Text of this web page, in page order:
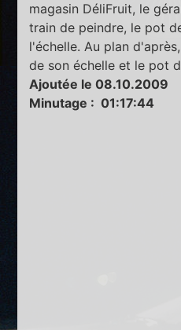
magasin DéliFruit, le
train de peindre, le pot
l'échelle. Au plan
de son échelle et le pot
Ajoutée le 08.10.2009
Minutage : 01:17:44